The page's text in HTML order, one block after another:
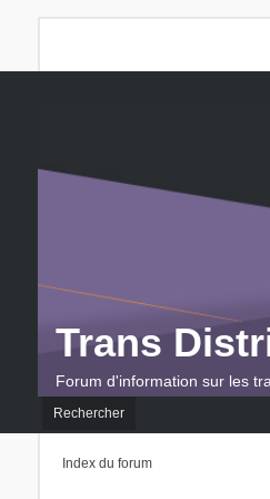
Trans
Forum d'information sur les
Rechercher
Index du forum